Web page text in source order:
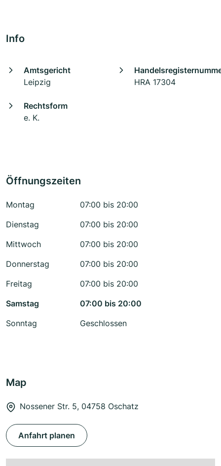
Info
Amtsgericht
Leipzig
HRA 17304
Rechtsform
e. K.
Öffnungszeiten
Montag
07:00 bis 20:00
Dienstag
07:00 bis 20:00
Mittwoch
07:00 bis 20:00
Donnerstag
07:00 bis 20:00
Freitag
07:00 bis 20:00
Samstag
07:00 bis 20:00
Sonntag
Geschlossen
Map
Nossener Str. 5, 04758 Oschatz
Anfahrt planen